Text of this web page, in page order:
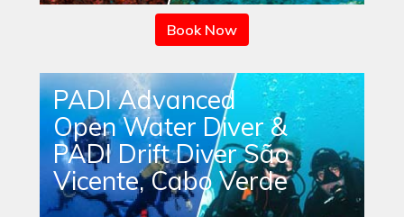
Book Now
PADI Advanced
Open Water Diver &
PADI Drift Diver São
Vicente, Cabo Verde